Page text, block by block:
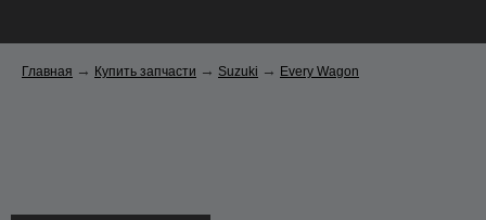
Главная → Купить запчасти → Suzuki → Every Wagon